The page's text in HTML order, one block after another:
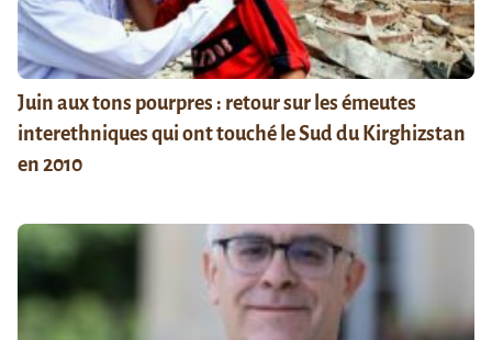
Juin aux tons pourpres : retour sur les émeutes
interethniques qui ont touché le Sud du Kirghizstan
en 2010